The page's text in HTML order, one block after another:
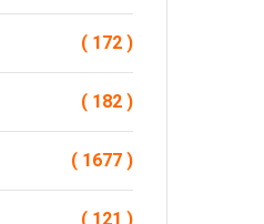
( 172 )
( 182 )
( 1677 )
( 121 )